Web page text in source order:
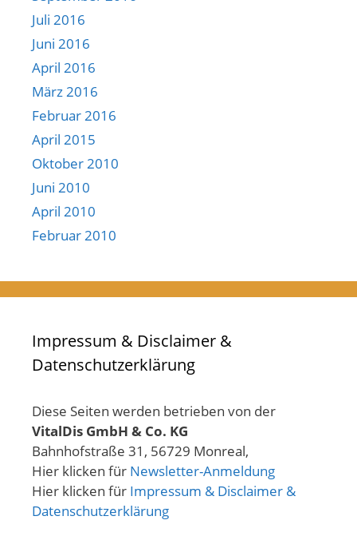
Juli 2016
Juni 2016
April 2016
März 2016
Februar 2016
April 2015
Oktober 2010
Juni 2010
April 2010
Februar 2010
Impressum & Disclaimer &
Datenschutzerklärung
Diese Seiten werden betrieben von der
VitalDis GmbH & Co. KG
Bahnhofstraße 31, 56729 Monreal,
Hier klicken für Newsletter-Anmeldung
Hier klicken für Impressum & Disclaimer &
Datenschutzerklärung